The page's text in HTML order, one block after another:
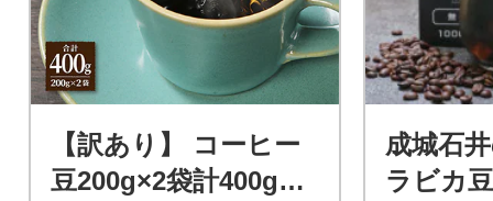
【訳あり】 コーヒー
豆200g×2袋計400g自
成城石
ラビカ